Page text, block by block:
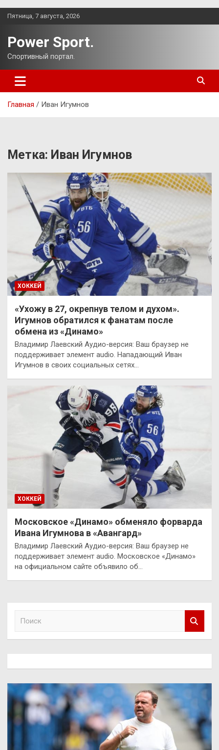
Перейти
Пятница, 7 августа, 2026
Power Sport.
Спортивный портал.
Главная Иван Игумнов
Метка: Иван Игумнов
ХОККЕЙ
«Ухожу в 27, окрепнув телом и духом».
Игумнов обратился к фанатам после
обмена из «Динамо»
Владимир Лаевский Аудио-версия: Ваш браузер не
поддерживает элемент audio. Нападающий Иван
Игумнов в своих социальных сетях…
ХОККЕЙ
Московское «Динамо» обменяло форварда
Ивана Игумнова в «Авангард»
Владимир Лаевский Аудио-версия: Ваш браузер не
поддерживает элемент audio. Московское «Динамо»
на официальном сайте объявило об…